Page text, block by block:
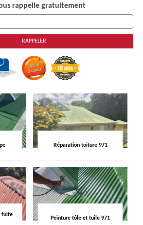
rappelle gratuitement
Réparation toiture 971
fuite
Peinture tôle et tuile 971